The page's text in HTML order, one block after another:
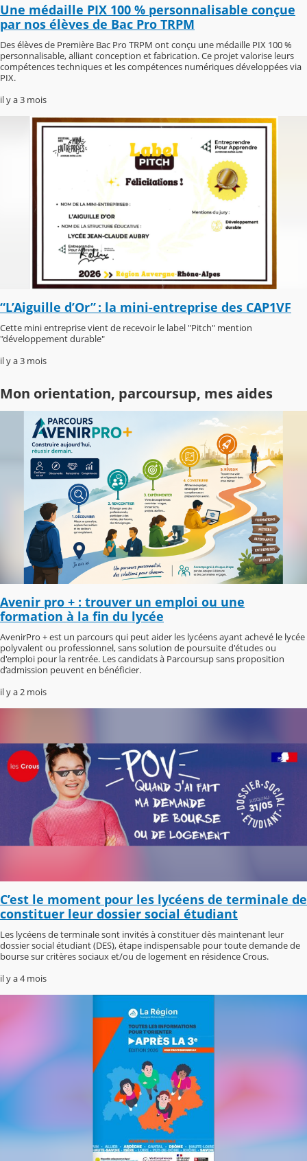
Une médaille PIX 100 % personnalisable conçue
par nos élèves de Bac Pro TRPM
Des élèves de Première Bac Pro TRPM ont conçu une médaille PIX 100 %
personnalisable, alliant conception et fabrication. Ce projet valorise leurs
compétences techniques et les compétences numériques développées via
PIX.
il y a 3 mois
“L’Aiguille d’Or” : la mini-entreprise des CAP1VF
Cette mini entreprise vient de recevoir le label "Pitch" mention
"développement durable"
il y a 3 mois
Mon orientation, parcoursup, mes aides
Avenir pro + : trouver un emploi ou une
formation à la fin du lycée
AvenirPro + est un parcours qui peut aider les lycéens ayant achevé le lycée
polyvalent ou professionnel, sans solution de poursuite d'études ou
d'emploi pour la rentrée. Les candidats à Parcoursup sans proposition
d’admission peuvent en bénéficier.
il y a 2 mois
C’est le moment pour les lycéens de terminale de
constituer leur dossier social étudiant
Les lycéens de terminale sont invités à constituer dès maintenant leur
dossier social étudiant (DES), étape indispensable pour toute demande de
bourse sur critères sociaux et/ou de logement en résidence Crous.
il y a 4 mois